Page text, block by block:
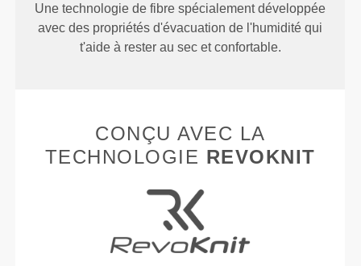
Une technologie de fibre spécialement développée
avec des propriétés d'évacuation de l'humidité qui
t'aide à rester au sec et confortable.
CONÇU AVEC LA
TECHNOLOGIE REVOKNIT